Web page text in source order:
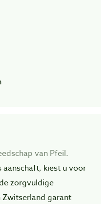
van Pfeil.
aanschaft, kiest u voor
zorgvuIdige
garant